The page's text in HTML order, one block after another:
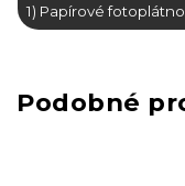
1) Papírové fotoplátno